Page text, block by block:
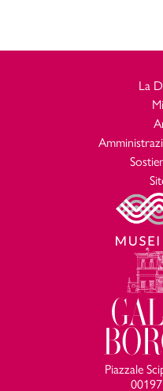
La
Piazzale